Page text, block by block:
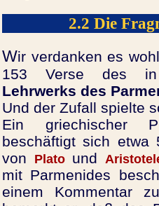
2.2 Die
Wir verdanken es
153 Verse des in
Lehrwerks des
Und der Zufall spielte
Ein griechischer
beschäftigt sich etwa
von
Platound
mit Parmenides
einem Kommentar